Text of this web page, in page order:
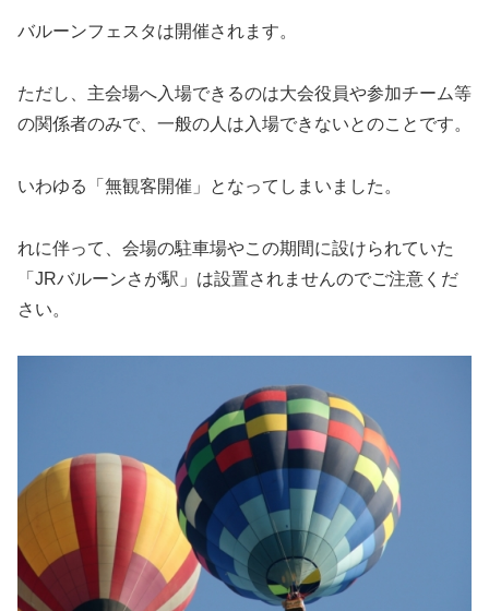
バルーンフェスタは開催されます。
ただし、主会場へ入場できるのは大会役員や参加チーム等
の関係者のみで、一般の人は入場できないとのことです。
いわゆる「無観客開催」となってしまいました。
れに伴って、会場の駐車場やこの期間に設けられていた
「JRバルーンさが駅」は設置されませんのでご注意くだ
さい。